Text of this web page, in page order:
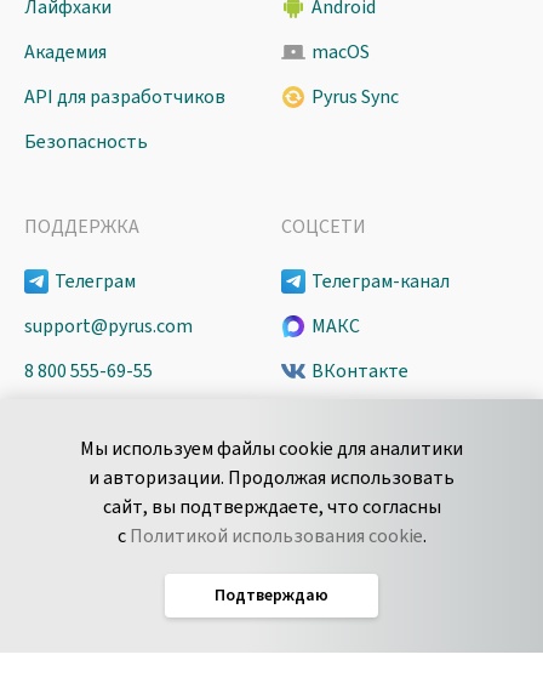
Мы используем файлы cookie для аналитики
и авторизации. Продолжая использовать
сайт, вы подтверждаете, что согласны
сПолитикой использования cookie.
Подтверждаю
Лайфхаки
Академия
API для разработчиков
Безопасность
Android
macOS
Pyrus Sync
ПОДДЕРЖКА
Телеграм
support@pyrus.com
8 800 555-69-55
пн-пт с 9 до 18 часов (Мск)
Сообщить об
уязвимости
СОЦСЕТИ
Телеграм-канал
МАКС
ВКонтакте
Spark
Дзен
Соглашение об обработке данных